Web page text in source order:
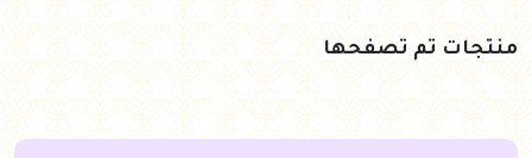
منتجات تم تصفحها